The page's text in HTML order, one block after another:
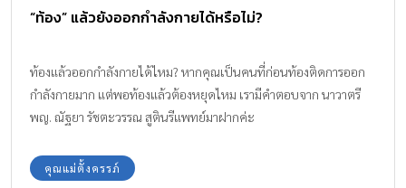
“ท้อง” แล้วยังออกกำลังกายได้หรือไม่?
ท้องแล้วออกกำลังกายได้ไหม? หากคุณเป็นคนที่ก่อนท้องติดการออก
กำลังกายมาก แต่พอท้องแล้วต้องหยุดไหม เรามีคำตอบจาก นาวาตรี
พญ. ณัฐยา รัชตะวรรณ สูตินรีแพทย์มาฝากค่ะ
คุณแม่ตั้งครรภ์